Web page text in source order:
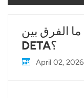
ما الفرق بين EDA (إيثيلين ديامين) و
DETA؟
April 02, 2026